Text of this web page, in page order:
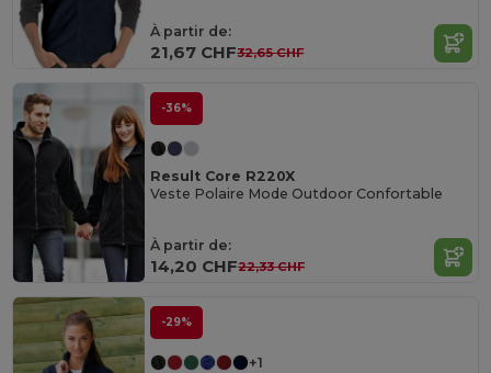
À partir de:
21,67 CHF32,65 CHF
-36%
Result Core R220X
Veste Polaire Mode Outdoor Confortable
À partir de:
14,20 CHF22,33 CHF
-29%
+1